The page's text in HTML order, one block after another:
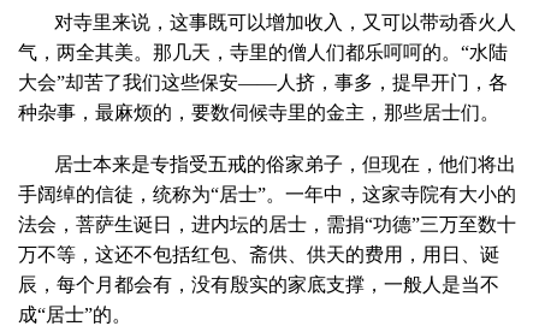
对寺里来说，这事既可以增加收入，又可以带动香火人
气，两全其美。那几天，寺里的僧人们都乐呵呵的。“水陆
大会”却苦了我们这些保安——人挤，事多，提早开门，各
种杂事，最麻烦的，要数伺候寺里的金主，那些居士们。
居士本来是专指受五戒的俗家弟子，但现在，他们将出
手阔绰的信徒，统称为“居士”。一年中，这家寺院有大小的
法会，菩萨生诞日，进内坛的居士，需捐“功德”三万至数十
万不等，这还不包括红包、斋供、供天的费用，用日、诞
辰，每个月都会有，没有殷实的家底支撑，一般人是当不
成“居士”的。